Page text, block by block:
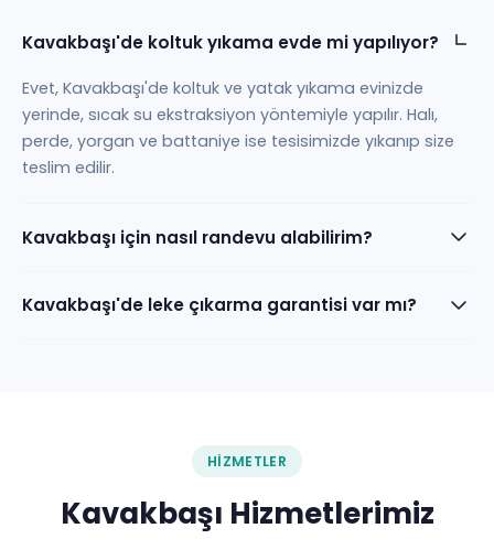
Kavakbaşı'de koltuk yıkama evde mi yapılıyor?
Evet, Kavakbaşı'de koltuk ve yatak yıkama evinizde
yerinde, sıcak su ekstraksiyon yöntemiyle yapılır. Halı,
perde, yorgan ve battaniye ise tesisimizde yıkanıp size
teslim edilir.
Kavakbaşı için nasıl randevu alabilirim?
Kavakbaşı'de leke çıkarma garantisi var mı?
HIZMETLER
Kavakbaşı Hizmetlerimiz